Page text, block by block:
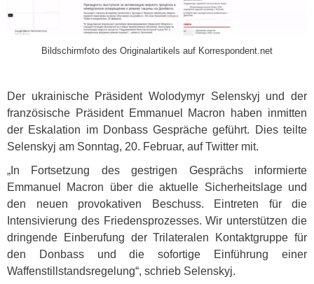
Bildschirmfoto des Originalartikels auf Korrespondent.net
Der ukrainische Präsident Wolodymyr Selenskyj und der
französische Präsident Emmanuel Macron haben inmitten
der Eskalation im Donbass Gespräche geführt. Dies teilte
Selenskyj am Sonntag, 20. Februar, auf Twitter mit.
„In Fortsetzung des gestrigen Gesprächs informierte
Emmanuel Macron über die aktuelle Sicherheitslage und
den neuen provokativen Beschuss. Eintreten für die
Intensivierung des Friedensprozesses. Wir unterstützen die
dringende Einberufung der Trilateralen Kontaktgruppe für
den Donbass und die sofortige Einführung einer
Waffenstillstandsregelung“, schrieb Selenskyj.